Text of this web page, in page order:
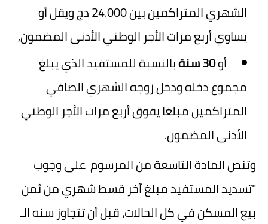
الشهري المتراكمين بين 24.000 دج ويقل أو
يساوي أربع مرات الأجر الوطني الأدنى المضمون,
أو30 سنة
بالنسبة للمستفيد الذي يبلغ
مجموع دخله ودخل زوجه الشهري الصافي
المتراكمين مبلغا يفوق أربع مرات الأجر الوطني
الأدنى المضمون.
وتنص المادة التاسعة من المرسوم على وجوب
"تسديد المستفيد مبلغ آخر قسط شهري من ثمن
بيع المسكن في كل الحالات، قبل أن تتجاوز سنه الـ